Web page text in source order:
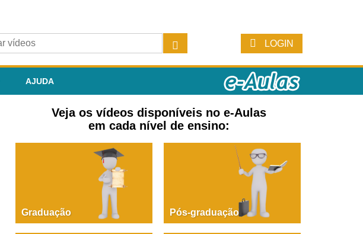
LOGIN
AJUDA
Veja os vídeos disponíveis no e-Aulas
em cada nível de ensino:
Graduação Pós-graduação